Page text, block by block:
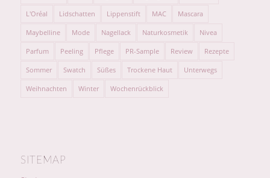
L'Oréal Lidschatten Lippenstift MAC Mascara
Maybelline Mode Nagellack Naturkosmetik Nivea
Parfum Peeling Pflege PR-Sample Review Rezepte
Sommer Swatch Süßes Trockene Haut Unterwegs
Weihnachten Winter Wochenrückblick
SITEMAP